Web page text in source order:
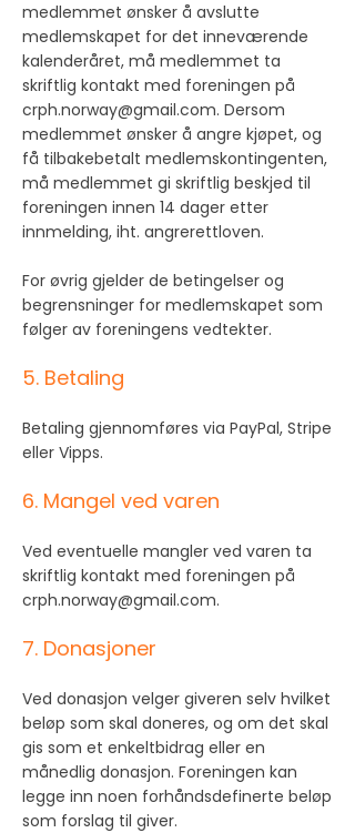
medlemmet ønsker å avslutte
medlemskapet for det inneværende
kalenderåret, må medlemmet ta
skriftlig kontakt med foreningen på
crph.norway@gmail.com. Dersom
medlemmet ønsker å angre kjøpet, og
få tilbakebetalt medlemskontingenten,
må medlemmet gi skriftlig beskjed til
foreningen innen 14 dager etter
innmelding, iht. angrerettloven.
For øvrig gjelder de betingelser og
begrensninger for medlemskapet som
følger av foreningens vedtekter.
5. Betaling
Betaling gjennomføres via PayPal, Stripe
eller Vipps.
6. Mangel ved varen
Ved eventuelle mangler ved varen ta
skriftlig kontakt med foreningen på
crph.norway@gmail.com.
7. Donasjoner
Ved donasjon velger giveren selv hvilket
beløp som skal doneres, og om det skal
gis som et enkeltbidrag eller en
månedlig donasjon. Foreningen kan
legge inn noen forhåndsdefinerte beløp
som forslag til giver.